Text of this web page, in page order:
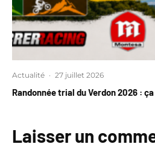
Actualité · 27 juillet 2026
Randonnée trial du Verdon 2026 :
Laisser un